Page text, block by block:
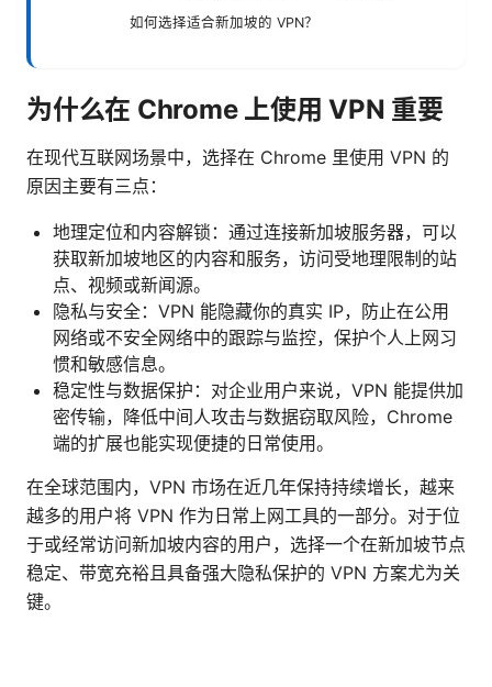
如何选择适合新加坡的 VPN？
为什么在 Chrome 上使用 VPN 重要
在现代互联网场景中，选择在 Chrome 里使用 VPN 的
原因主要有三点：
地理定位和内容解锁：通过连接新加坡服务器，可以
获取新加坡地区的内容和服务，访问受地理限制的站
点、视频或新闻源。
隐私与安全：VPN 能隐藏你的真实 IP，防止在公用
网络或不安全网络中的跟踪与监控，保护个人上网习
惯和敏感信息。
稳定性与数据保护：对企业用户来说，VPN 能提供加
密传输，降低中间人攻击与数据窃取风险，Chrome
端的扩展也能实现便捷的日常使用。
在全球范围内，VPN 市场在近几年保持持续增长，越来
越多的用户将 VPN 作为日常上网工具的一部分。对于位
于或经常访问新加坡内容的用户，选择一个在新加坡节点
稳定、带宽充裕且具备强大隐私保护的 VPN 方案尤为关
键。